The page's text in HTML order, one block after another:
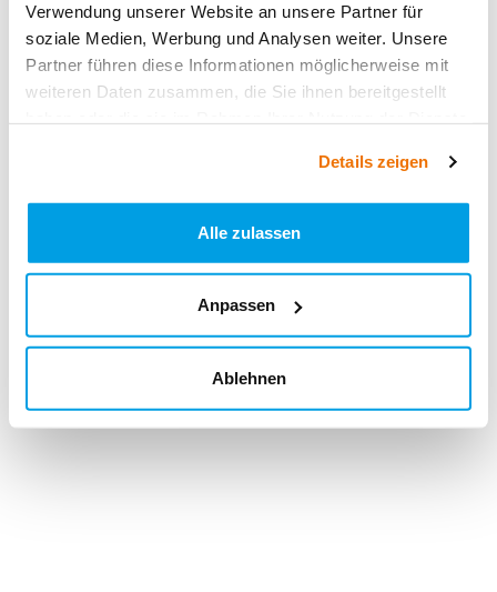
Verwendung unserer Website an unsere Partner für
soziale Medien, Werbung und Analysen weiter. Unsere
Partner führen diese Informationen möglicherweise mit
weiteren Daten zusammen, die Sie ihnen bereitgestellt
Details zeigen
Alle zulassen
Anpassen
Ablehnen